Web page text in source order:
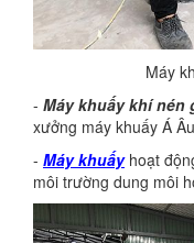
Máy
- Máy khuấy khí nén
xưởng máy khuấy Á Âu
- Máy khuấyhoạt
môi trường dung môi